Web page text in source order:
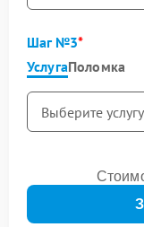
Шаг №3
УслугаПоломка